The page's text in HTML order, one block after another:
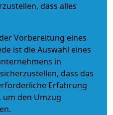
dass alles
Vorbereitung eines
ist die Auswahl eines
in
dass das
Erfahrung
den Umzug